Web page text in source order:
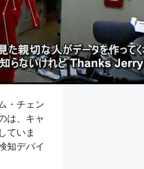
・チェン
は、キャ
ていま
知デバイ